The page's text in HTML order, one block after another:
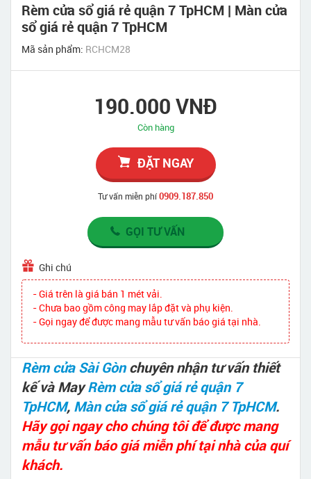
Rèm cửa sổ giá rẻ quận 7 TpHCM | Màn cửa
sổ giá rẻ quận 7 TpHCM
Mã sản phẩm: RCHCM28
190.000 VNĐ
Còn hàng
ĐẶT NGAY
Tư vấn miễn phí0909.187.850
GỌI TƯ VẤN
Ghi chú
- Giá trên là giá bán 1 mét vải.
- Chưa bao gồm công may lắp đặt và phụ kiện.
- Gọi ngay để được mang mẫu tư vấn báo giá tại nhà.
Rèm cửa Sài Gònchuyên nhận tư vấn thiết
kế và MayRèm cửa sổ giá rẻ quận 7
TpHCM, Màn cửa sổ giá rẻ quận 7 TpHCM.
Hãy gọi ngay cho chúng tôi để được mang
mẫu tư vấn báo giá miễn phí tại nhà của quí
khách.